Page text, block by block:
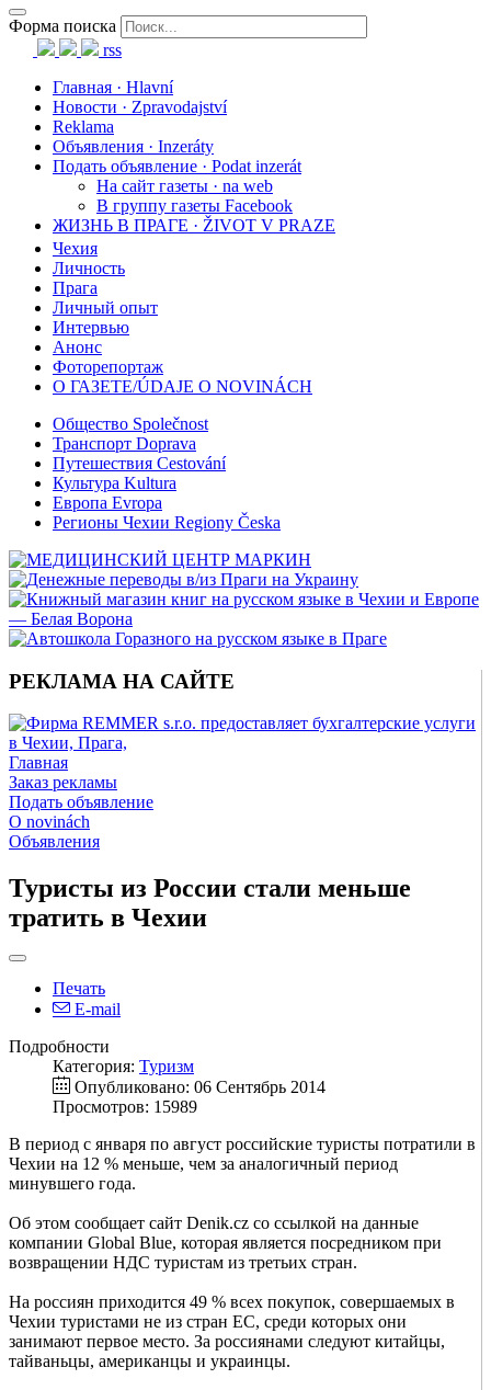
Форма поиска
rss
Главная · Hlavní
Новости · Zpravodajství
Reklama
Объявления · Inzeráty
Подать объявление · Podat inzerát
На сайт газеты · na web
В группу газеты Facebook
ЖИЗНЬ В ПРАГЕ · ŽIVOT V PRAZE
Чехия
Личность
Прага
Личный опыт
Интервью
Анонс
Фоторепортаж
О ГАЗЕТЕ/ÚDAJE O NOVINÁCH
Общество Společnost
Транспорт Doprava
Путешествия Cestování
Культура Kultura
Европа Evropa
Регионы Чехии Regiony Česka
РЕКЛАМА НА САЙТЕ
Главная
Заказ рекламы
Подать объявление
O novinách
Объявления
Туристы из России стали меньше
тратить в Чехии
Печать
E-mail
Подробности
Категория: Туризм
Опубликовано: 06 Сентябрь 2014
Просмотров: 15989
В период с января по август российские туристы потратили в
Чехии на 12 % меньше, чем за аналогичный период
минувшего года.
Об этом сообщает сайт Denik.cz со ссылкой на данные
компании Global Blue, которая является посредником при
возвращении НДС туристам из третьих стран.
На россиян приходится 49 % всех покупок, совершаемых в
Чехии туристами не из стран ЕС, среди которых они
занимают первое место. За россиянами следуют китайцы,
тайваньцы, американцы и украинцы.